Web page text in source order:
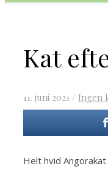
Kat
11. juni 2021 / Ingen
Helt hvid Angorakat